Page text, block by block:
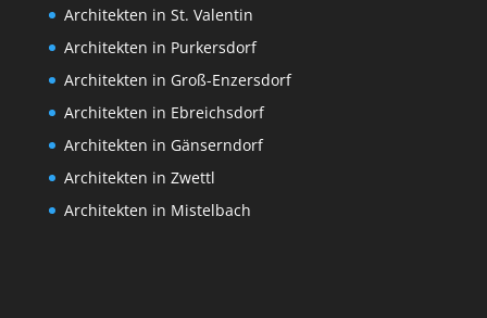
Architekten in St. Valentin
Architekten in Purkersdorf
Architekten in Groß-Enzersdorf
Architekten in Ebreichsdorf
Architekten in Gänserndorf
Architekten in Zwettl
Architekten in Mistelbach